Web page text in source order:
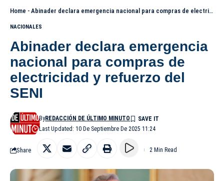
Home - Abinader declara emergencia nacional para compras de electricidad y refuerzo del SENI
NACIONALES
Abinader declara emergencia
nacional para compras de
electricidad y refuerzo del
SENI
Last Updated: 10 De Septiembre De 2025 11:24
ByREDACCIÓN DE ÚLTIMO MINUTO
Share 2 Min Read